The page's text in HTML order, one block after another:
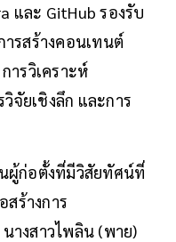
และ GitHub รองรับ
รสร้างคอนเทนต์
ารวิเคราะห์
จัยเชิงลึก และการ
นผู้ก่อตั้งที่มีวิสัยทัศน์ที่
ร้างการ
างสาวไพลิน (พาย)